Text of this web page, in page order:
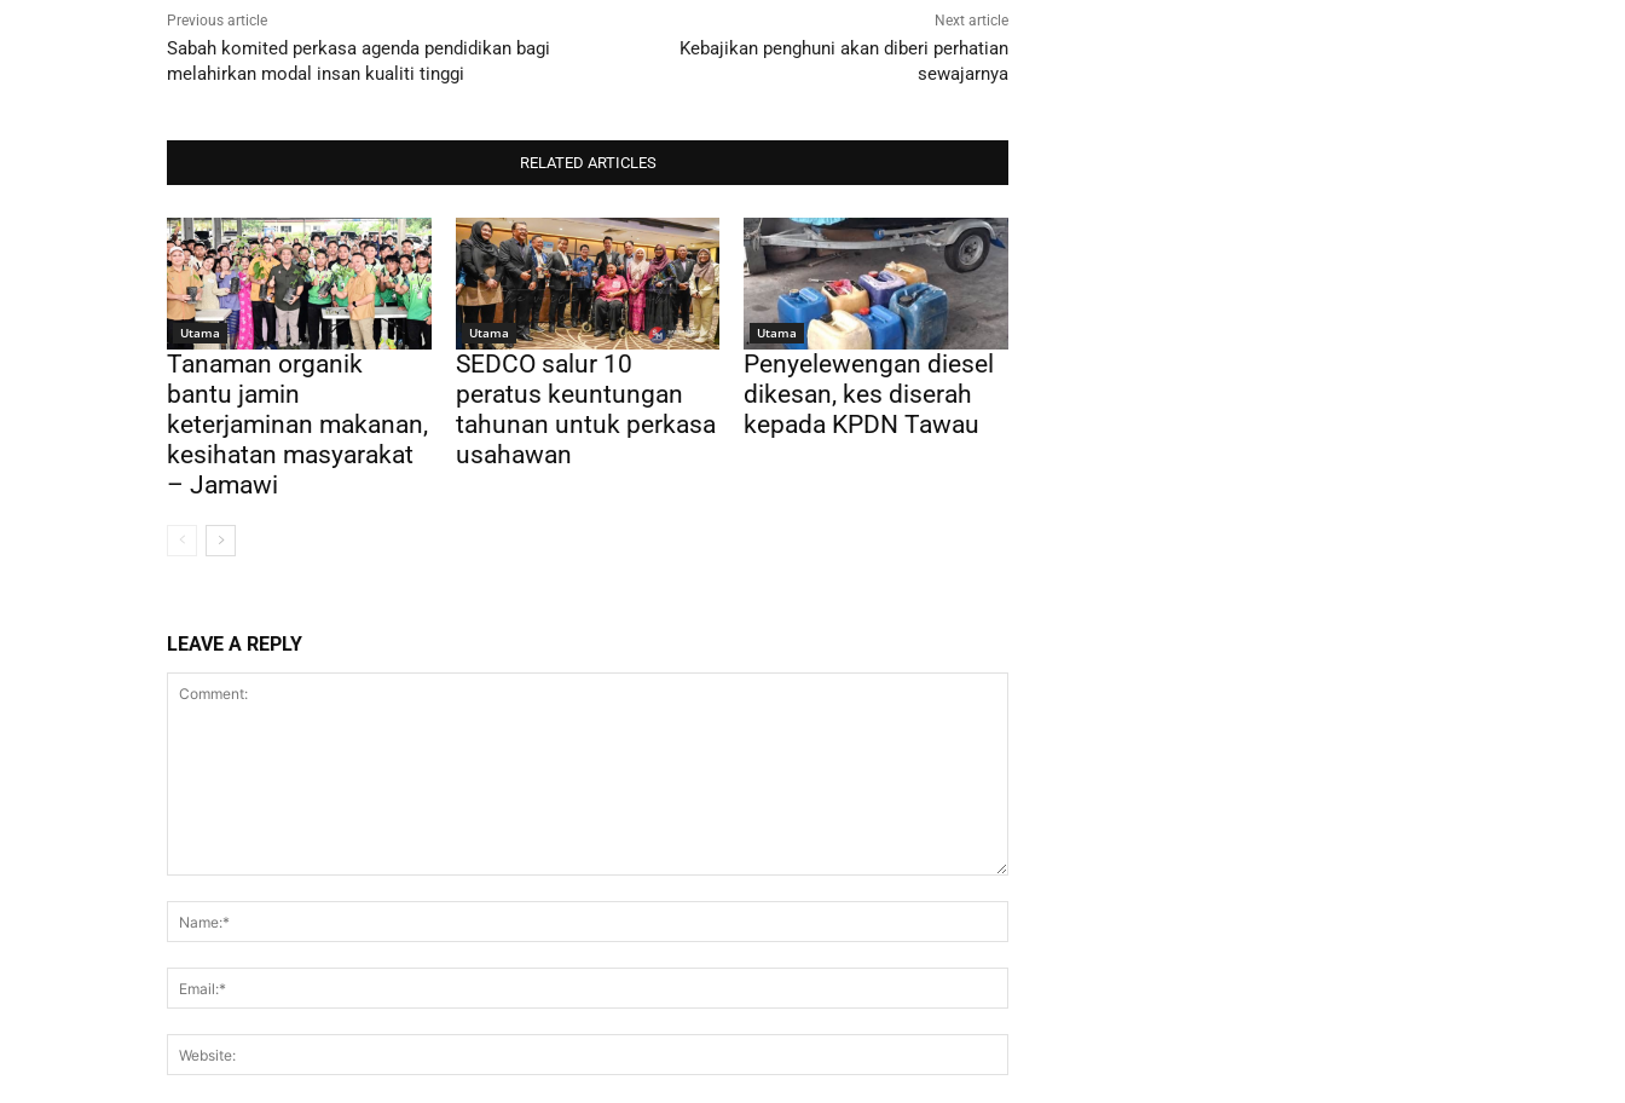
Previous article
Sabah komited perkasa agenda pendidikan bagi
melahirkan modal insan kualiti tinggi
Next article
Kebajikan penghuni akan diberi perhatian
sewajarnya
RELATED ARTICLES
Utama
Tanaman organik
bantu jamin
keterjaminan makanan,
kesihatan masyarakat
– Jamawi
Utama
SEDCO salur 10
peratus keuntungan
tahunan untuk perkasa
usahawan
Utama
Penyelewengan diesel
dikesan, kes diserah
kepada KPDN Tawau
LEAVE A REPLY